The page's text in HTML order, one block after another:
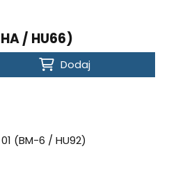
/ HU66)
Dodaj